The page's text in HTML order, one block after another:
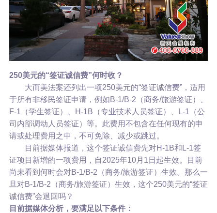
250美元的“签证诚信费”何时收？
大而美法案还列出一项250美元的“签证诚信费”，适用
于所有非移民签证申请，例如B-1/B-2（商务/旅游签证）、
F-1（学生签证）、H-1B（专业技术人员签证）、L-1（公
司内部调动人员签证）等。此费用不包含在任何现有的申
请或处理费用之中，不可免除、减少或跳过。
目前据媒体报道，这个签证诚信费先对H-1B和L-1签
证项目新增的一项费用，自2025年10月1日起生效。目前
尚未看到何时会对B-1/B-2（商务/旅游签证）生效。那么一
旦对B-1/B-2（商务/旅游签证）生效，这个250美元的“签证
诚信费”会退回吗？
目前据媒体分析，要满足以下条件：